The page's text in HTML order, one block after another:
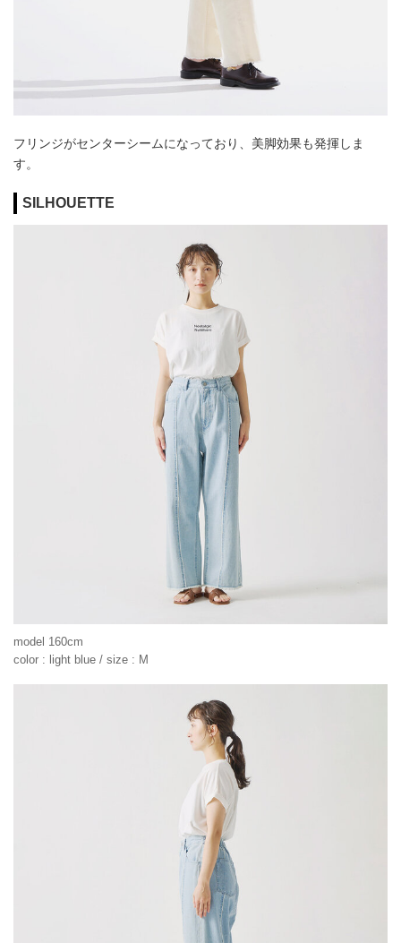
フリンジがセンターシームになっており、美脚効果も発揮しま
す。
SILHOUETTE
model 160cm
color : light blue / size : M